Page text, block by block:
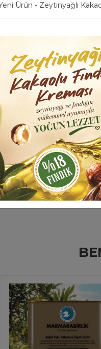
Ürün - Zeytinyağlı